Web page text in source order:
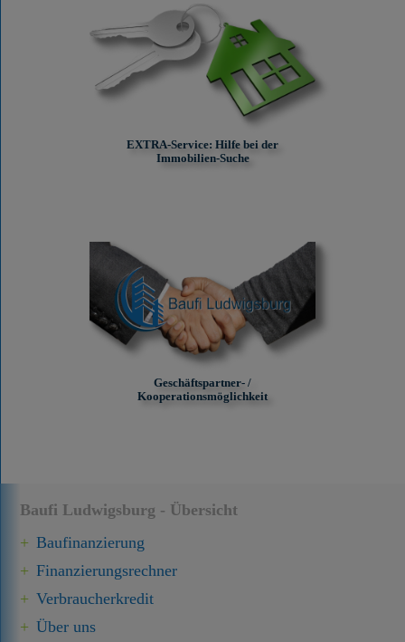
Baufi Ludwigsburg - Übersicht
Baufinanzierung
Finanzierungsrechner
Verbraucherkredit
Über uns
EXTRA-Service: Hilfe bei der
Immobilien-Suche
Geschäftspartner- /
Kooperationsmöglichkeit